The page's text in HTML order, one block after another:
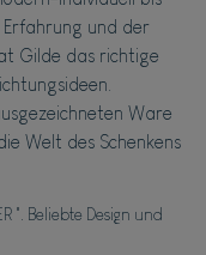
und der
Gilde das richtige
Ware
Welt des Schenkens
". Beliebte Design und